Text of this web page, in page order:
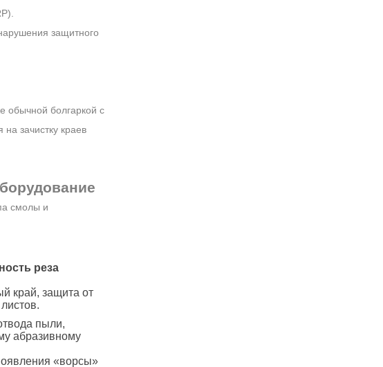
защитного
обычной болгаркой с
зачистку краев
смолы и
реза
край, защита от
пыли,
абразивному
«ворсы»